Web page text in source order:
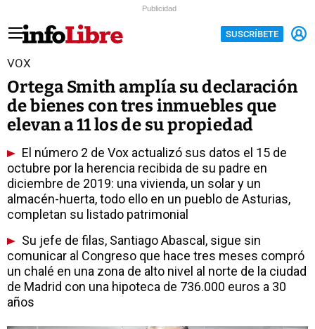
Publicidad
SUSCRÍBETE
VOX
Ortega Smith amplía su declaración
de bienes con tres inmuebles que
elevan a 11 los de su propiedad
El número 2 de Vox actualizó sus datos el 15 de
octubre por la herencia recibida de su padre en
diciembre de 2019: una vivienda, un solar y un
almacén-huerta, todo ello en un pueblo de Asturias,
completan su listado patrimonial
Su jefe de filas, Santiago Abascal, sigue sin
comunicar al Congreso que hace tres meses compró
un chalé en una zona de alto nivel al norte de la ciudad
de Madrid con una hipoteca de 736.000 euros a 30
años